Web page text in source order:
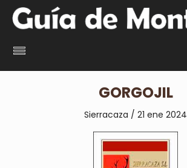
GORGOJIL
Sierracaza / 21 ene 2024